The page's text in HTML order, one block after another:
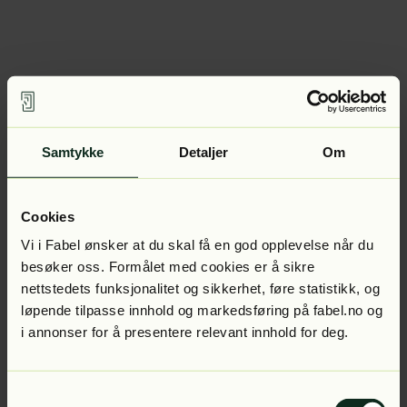
Samtykke Detaljer Om
Cookies
Vi i Fabel ønsker at du skal få en god opplevelse når du
besøker oss. Formålet med cookies er å sikre
nettstedets funksjonalitet og sikkerhet, føre statistikk, og
løpende tilpasse innhold og markedsføring på fabel.no og
i annonser for å presentere relevant innhold for deg.